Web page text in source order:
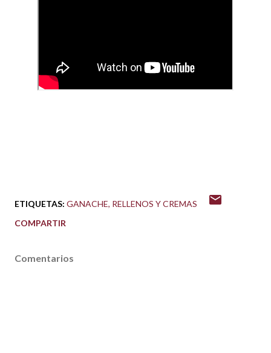
ETIQUETAS: GANACHE RELLENOS Y CREMAS
COMPARTIR
Comentarios